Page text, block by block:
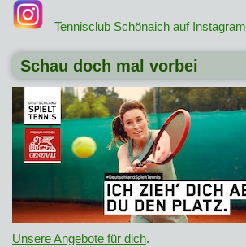
Tennisclub Schönaich auf Instagram
Schau doch mal vorbei
Unsere Angebote für dich.